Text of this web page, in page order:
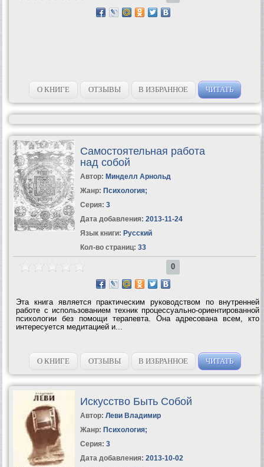
О КНИГЕ ОТЗЫВЫ В ИЗБРАННОЕ ЧИТАТЬ
Самостоятельная работа
над собой
Автор: Минделл Арнольд
Жанр: Психология;
Серия: 3
Дата добавления: 2013-11-24
Язык книги: Русский
Кол-во страниц: 33
0
Эта книга является практическим руководством по внутренней
работе с использованием техник процессуально-ориентированной
психологии без помощи терапевта. Она адресована всем, кто
интересуется медитацией и...
О КНИГЕ ОТЗЫВЫ В ИЗБРАННОЕ ЧИТАТЬ
Искусство Быть Собой
Автор: Леви Владимир
Жанр: Психология;
Серия: 3
Дата добавления: 2013-10-02